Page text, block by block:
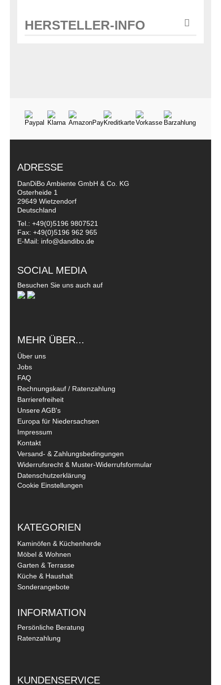
HERSTELLER-INFO
ADRESSE
DanDiBo Ambiente GmbH & Co. KG
Osterheide 1
29649 Wietzendorf
Deutschland
Tel.: +49(0)5196 9807521
Fax: +49(0)5196 962 965
E-Mail: info@dandibo.de
SOCIAL MEDIA
Besuchen Sie uns auch auf
MEHR ÜBER...
Über uns
Jobs
FAQ
Rechnungskauf / Ratenzahlung
Barrierefreiheit
Unsere AGB's
Europa für Niedersachsen
Impressum
Kontakt
Versand- & Zahlungsbedingungen
Widerrufsrecht & Muster-Widerrufsformular
Datenschutzerklärung
Cookie Einstellungen
KATEGORIEN
Kaminöfen & Küchenherde
Möbel & Wohnen
Garten & Terrasse
Küche & Haushalt
Sonderangebote
INFORMATION
Persönliche Beratung
Ratenzahlung
KUNDENSERVICE